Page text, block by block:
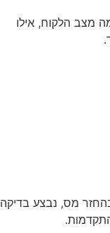
מצב הלקוח, אילו
מס, נבצע בדיקה